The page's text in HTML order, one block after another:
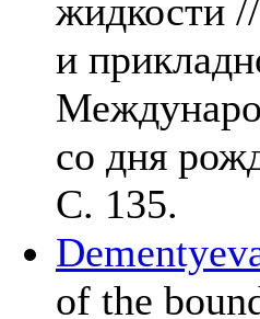
жидкости
и
со дня
С. 135.
of the